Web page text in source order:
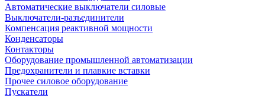
Автоматические выключатели cиловые
Выключатели-разъединители
Компенсация реактивной мощности
Конденсаторы
Контакторы
Оборудование промышленной автоматизации
Предохранители и плавкие вставки
Прочее силовое оборудование
Пускатели